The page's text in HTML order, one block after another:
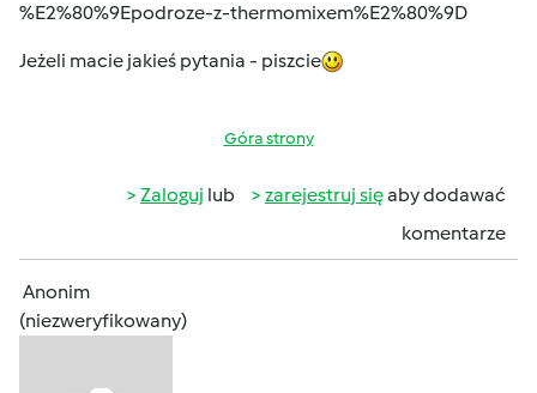
%E2%80%9Epodroze-z-thermomixem%E2%80%9D
Jeżeli macie jakieś pytania - piszcie
Góra strony
Zaloguj lub zarejestruj sięaby dodawać
komentarze
Anonim
(niezweryfikowany)